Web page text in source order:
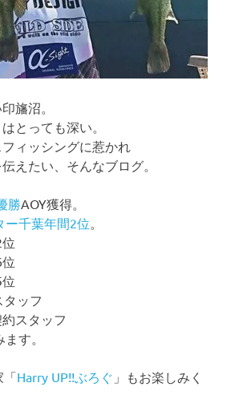
旛沼。
とっても深い。
ィッシングに惹かれ
えたい、そんなブログ。
勝AOY獲得。
ー千葉年間2位。
ッフ
スタッフ
す。
「Harry UP!!ぶろぐ 」もお楽しみく